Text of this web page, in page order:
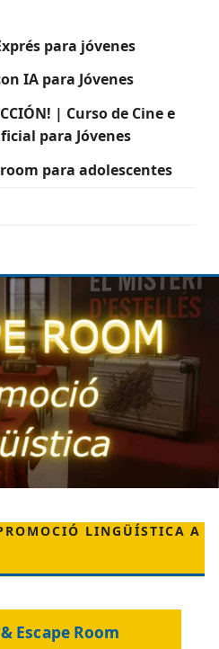
para jóvenes
IA para Jóvenes
| Curso de Cine e
para Jóvenes
para adolescentes
LINGÜÍSTICA A
Escape Room